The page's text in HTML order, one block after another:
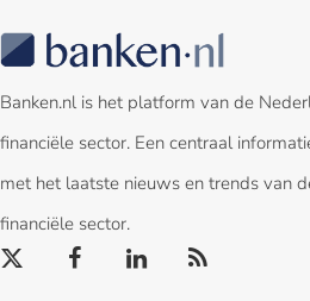
Banken.nl is het platform van de
financiële sector. Een centraal
met het laatste nieuws en trends van
financiële sector.